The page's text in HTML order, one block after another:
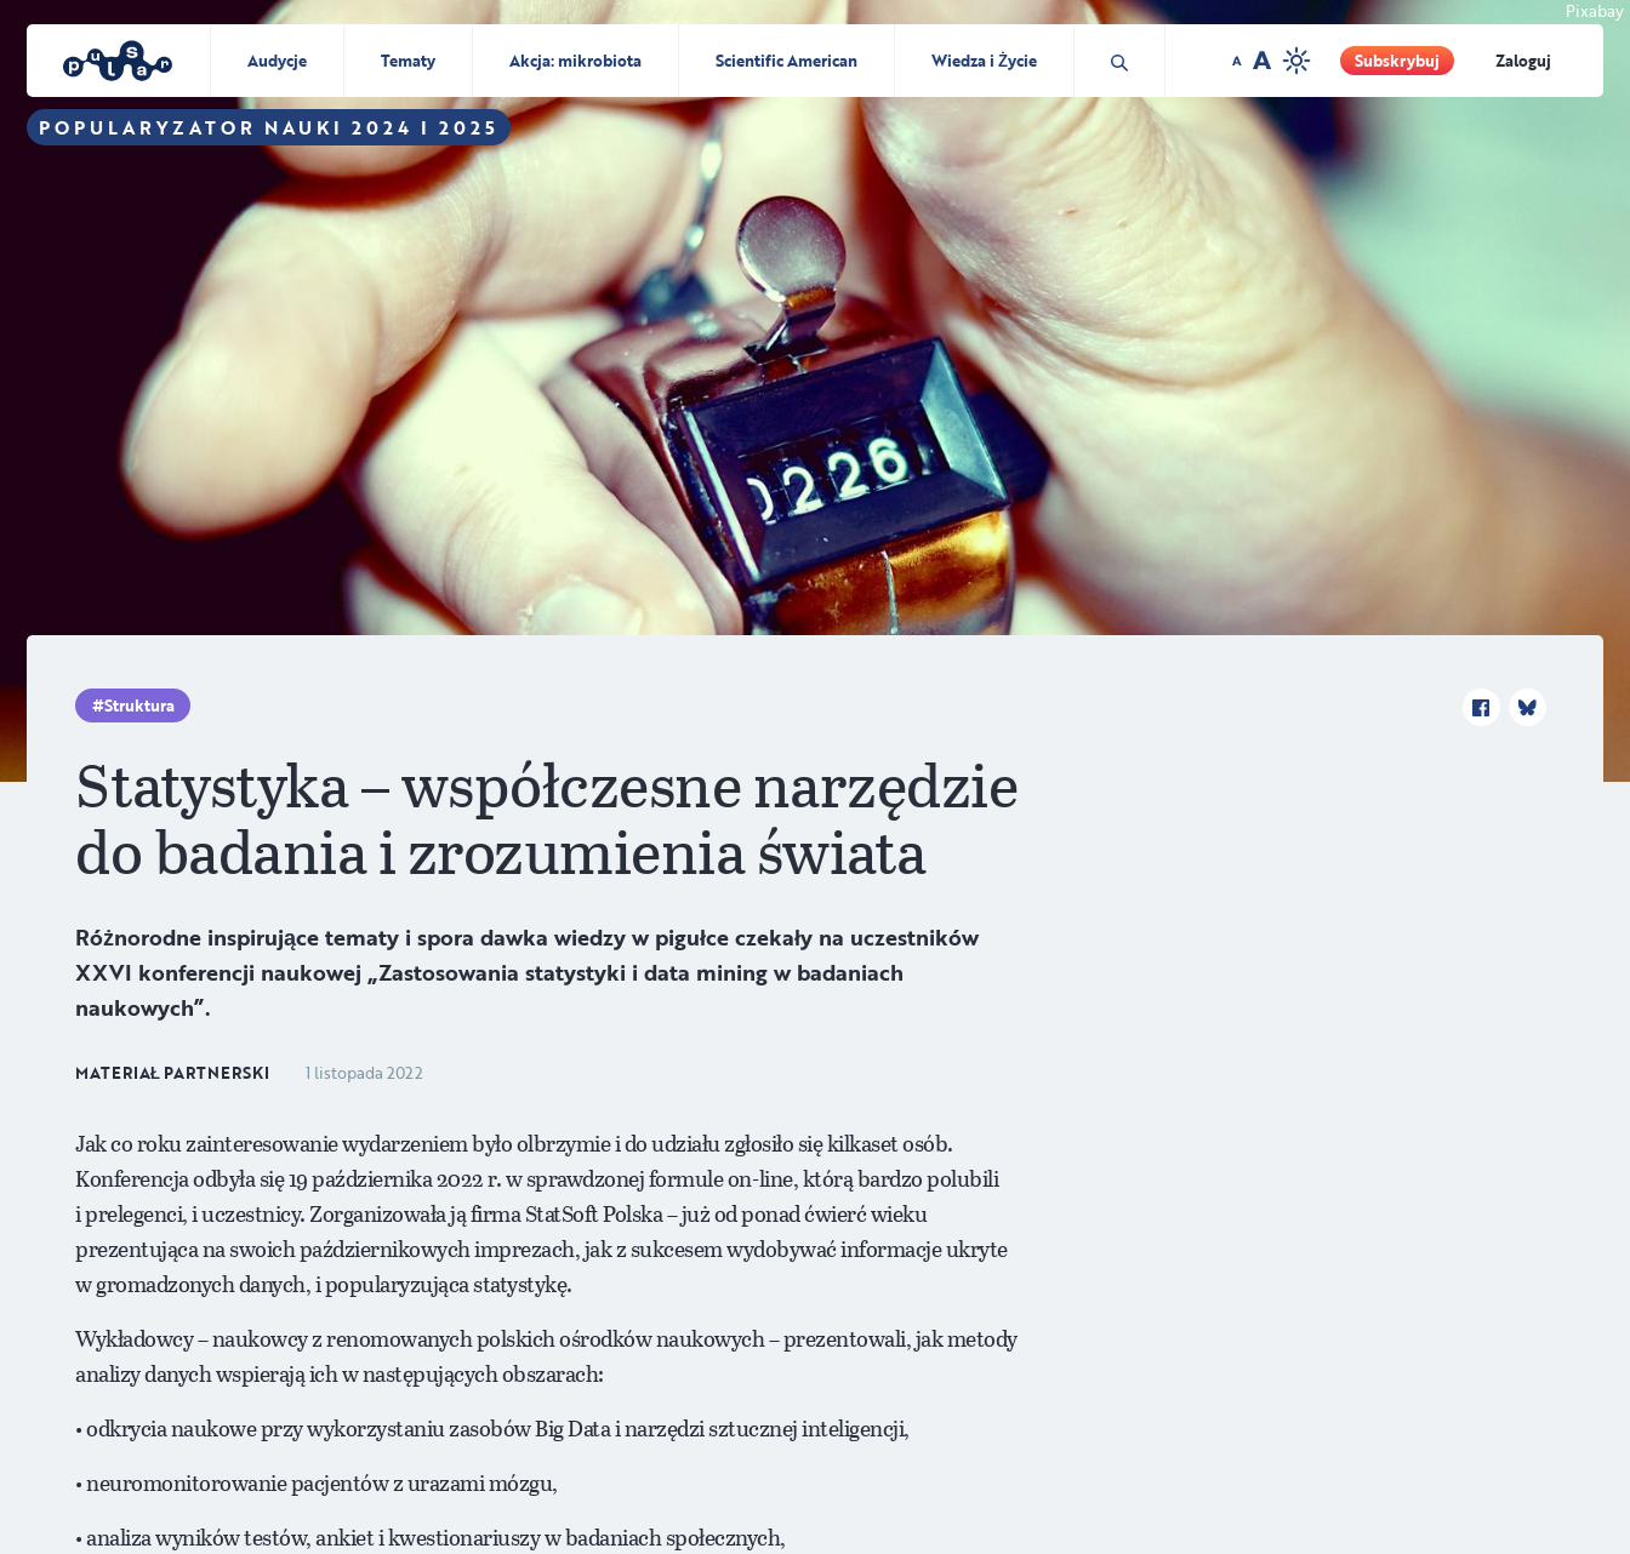
POPULARYZATOR NAUKI 2024 I 2025
Audycje Tematy Akcja: mikrobiota Scientific American Wiedza i Życie Subskrybuj Zaloguj
Pixabay
Struktura
Statystyka – współczesne narzędzie
do badania i zrozumienia świata
Różnorodne inspirujące tematy i spora dawka wiedzy w pigułce czekały na uczestników
XXVI konferencji naukowej „Zastosowania statystyki i data mining w badaniach
naukowych”.
MATERIAŁ PARTNERSKI 1 listopada 2022
Jak co roku zainteresowanie wydarzeniem było olbrzymie i do udziału zgłosiło się kilkaset osób.
Konferencja odbyła się 19 października 2022 r. w sprawdzonej formule on- line, którą bardzo polubili
i prelegenci, i uczestnicy. Zorganizowała ją firma StatSoft Polska – już od ponad ćwierć wieku
prezentująca na swoich październikowych imprezach, jak z sukcesem wydobywać informacje ukryte
w gromadzonych danych, i popularyzująca statystykę.
Wykładowcy – naukowcy z renomowanych polskich ośrodków naukowych – prezentowali, jak metody
analizy danych wspierają ich w następujących obszarach:
• odkrycia naukowe przy wykorzystaniu zasobów Big Data i narzędzi sztucznej inteligencji,
• neuromonitorowanie pacjentów z urazami mózgu,
• analiza wyników testów, ankiet i kwestionariuszy w badaniach społecznych,